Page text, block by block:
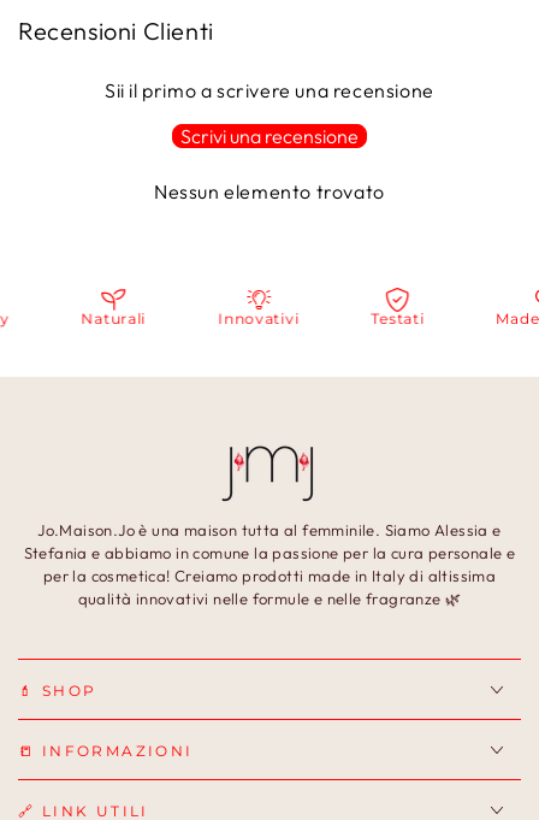
Recensioni Clienti
Sii il primo a scrivere una recensione
Scrivi una recensione
Nessun elemento trovato
Naturali Innovativi Testati Made
Jo.Maison.Jo è una maison tutta al femminile. Siamo Alessia e
Stefania e abbiamo in comune la passione per la cura personale e
per la cosmetica! Creiamo prodotti made in Italy di altissima
qualità innovativi nelle formule e nelle fragranze 🌿
💄 SHOP
📒 INFORMAZIONI
🔗 LINK UTILI